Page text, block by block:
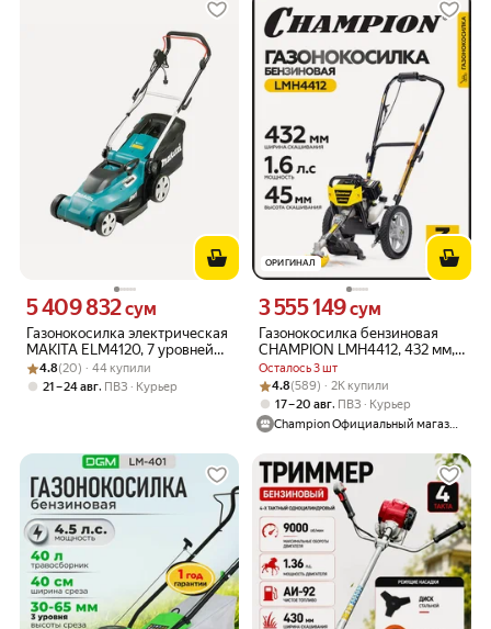
Газонокосилка электрическая
MAKITA ELM4120, 7 уровней
высоты скашивания,
травосборник 45 литров, 1,6
Цена 5409832 сум вместо
5 409 832сум
Рейтинг товара: 4.8 из 5
Оценок: (20) · 44 купили
4.8(20) · 44 купили
21 – 24 авг, ПВЗ Курьер
ОРИГИНАЛ
Газонокосилка бензиновая
CHAMPION LMH4412, 432 мм,
несамоходная, без
травосборника
Осталось 3 шт
Цена 3555149 сум вместо
3 555 149сум
Рейтинг товара: 4.8 из 5
Оценок: (589) · 2K купили
4.8(589) · 2K купили
17 – 20 авг, ПВЗ
Курьер
Champion Официальный магазин